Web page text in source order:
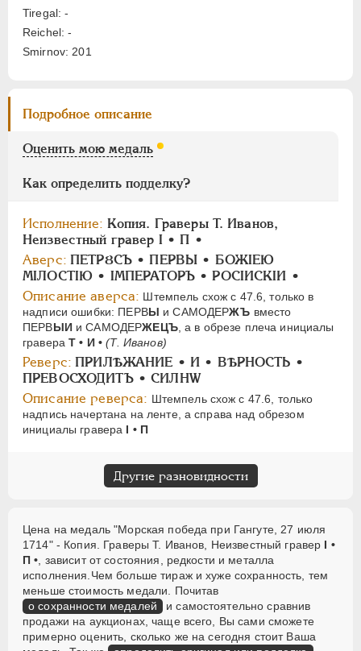
Tiregal: -
Reichel: -
Smirnov: 201
Подробное описание
Оценить мою медаль
Как определить подделку?
Исполнение: Копия. Граверы T. Иванов,
Неизвестный гравер I • П •
Аверс: ПЕТРȢСЪ • ПЕРВЫ • БОЖIЕЮ
МIЛОСТIЮ • IМПЕРАТОРЪ • РОСIИСКIИ •
Описание аверса: Штемпель схож с 47.6, только в
надписи ошибки: ПЕРВЫ и САМОДЕРЖЪ вместо
ПЕРВЫИи САМОДЕРЖЕЦЪ, а в обрезе плеча инициалы
гравераТ • И • (Т. Иванов)
Реверс: ПРИЛѢЖАНИЕ • И • ВѢРНОСТЬ •
ПРЕВОСХОДИТЪ • СИЛНW
Описание реверса: Штемпель схож с 47.6, только
надпись начертана на ленте, а справа над обрезом
инициалы гравера I • П
Другие разновидности
Цена на медаль "Морская победа при Гангуте, 27 июля
1714" - Копия. Граверы T. Иванов, Неизвестный гравер I •
П •, зависит от состояния, редкости и металла
исполнения.Чем больше тираж и хуже сохранность, тем
меньше стоимость медали. Почитав
о сохранности медалей и самостоятельно сравнив
продажи на аукционах, чаще всего, Вы сами сможете
примерно оценить, сколько же на сегодня стоит Ваша
АЛЕКСАНДР II
АЛЕКСАНДР III
НИКОЛАЙ II